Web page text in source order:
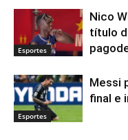
Esportes
Nico
título
Esportes
Messi
final e